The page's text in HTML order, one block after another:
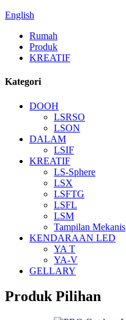
English
Rumah
Produk
KREATIF
Kategori
DOOH
LSRSO
LSON
DALAM
LSIF
KREATIF
LS-Sphere
LSX
LSFTG
LSFL
LSM
Tampilan Mekanis
KENDARAAN LED
YA T
YA-V
GELLARY
Produk Pilihan